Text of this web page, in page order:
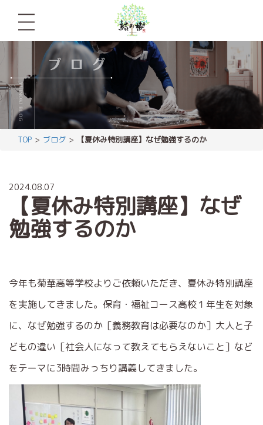
TOP ブログ 【夏休み特別講座】なぜ勉強するのか
2024.08.07
【夏休み特別講座】なぜ
勉強するのか
今年も菊華高等学校よりご依頼いただき、夏休み特別講座
を実施してきました。保育・福祉コース高校１年生を対象
に、なぜ勉強するのか［義務教育は必要なのか］大人と子
どもの違い［社会人になって教えてもらえないこと］など
をテーマに3時間みっちり講義してきました。